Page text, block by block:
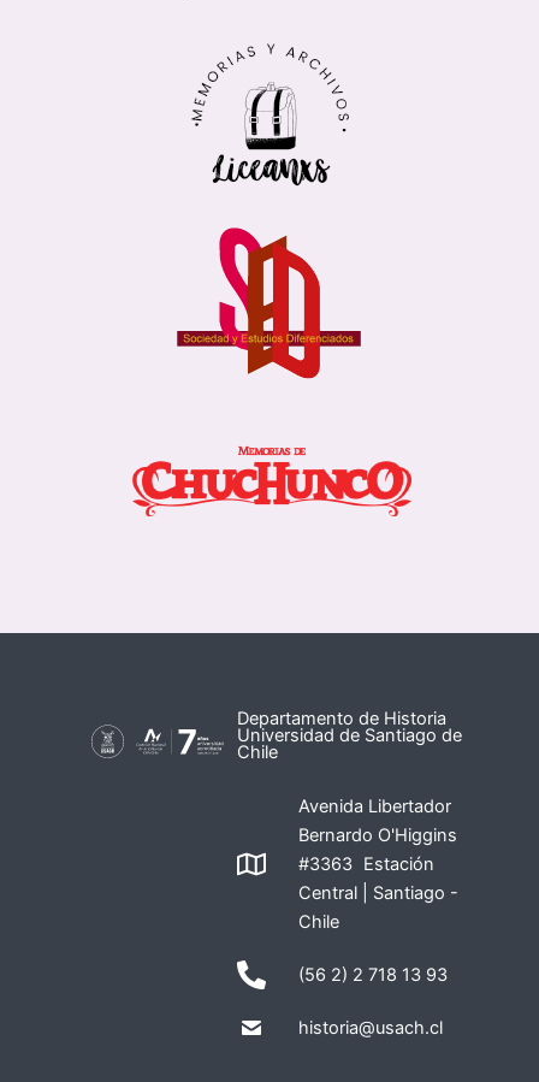
Departamento de Historia
Universidad de Santiago de
Chile
Avenida Libertador
Bernardo O'Higgins
#3363 Estación
Central | Santiago -
Chile
(56 2) 2 718 13 93
historia@usach.cl